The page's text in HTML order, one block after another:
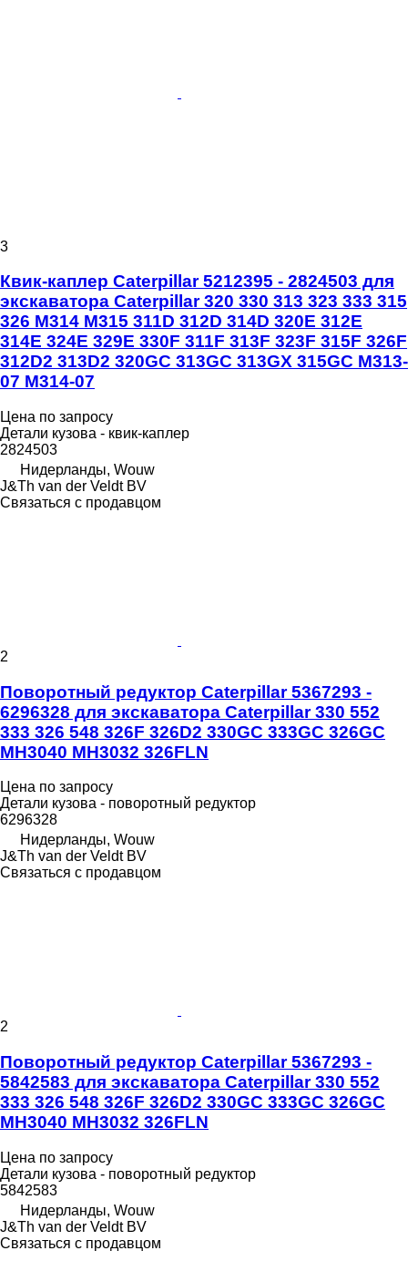
3
Квик-каплер Caterpillar 5212395 - 2824503 для
экскаватора Caterpillar 320 330 313 323 333 315
326 M314 M315 311D 312D 314D 320E 312E
314E 324E 329E 330F 311F 313F 323F 315F 326F
312D2 313D2 320GC 313GC 313GX 315GC M313-
07 M314-07
Цена по запросу
Детали кузова - квик-каплер
2824503
Нидерланды, Wouw
J&Th van der Veldt BV
Связаться с продавцом
2
Поворотный редуктор Caterpillar 5367293 -
6296328 для экскаватора Caterpillar 330 552
333 326 548 326F 326D2 330GC 333GC 326GC
MH3040 MH3032 326FLN
Цена по запросу
Детали кузова - поворотный редуктор
6296328
Нидерланды, Wouw
J&Th van der Veldt BV
Связаться с продавцом
2
Поворотный редуктор Caterpillar 5367293 -
5842583 для экскаватора Caterpillar 330 552
333 326 548 326F 326D2 330GC 333GC 326GC
MH3040 MH3032 326FLN
Цена по запросу
Детали кузова - поворотный редуктор
5842583
Нидерланды, Wouw
J&Th van der Veldt BV
Связаться с продавцом